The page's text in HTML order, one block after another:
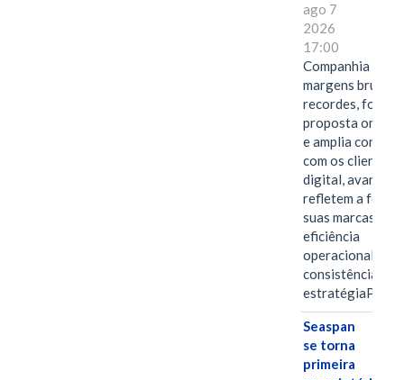
ago 7
2026
17:00
Companhia
margens brutas
recordes,
proposta
e amplia
com os clientes
digital, avanços
refletem a força
suas marcas, a
eficiência
operacional e a
consistência de
Seaspan
se torna
primeira